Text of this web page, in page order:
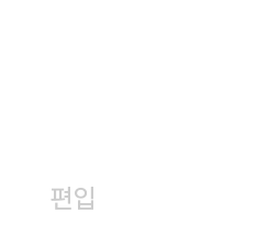
편입